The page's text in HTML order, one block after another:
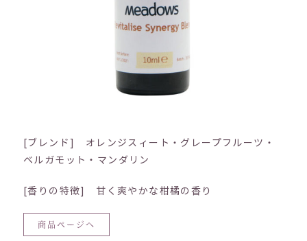
[ブレンド] オレンジスィート・グレープフルーツ・
ベルガモット・マンダリン
[香りの特徴] 甘く爽やかな柑橘の香り
商品ページへ